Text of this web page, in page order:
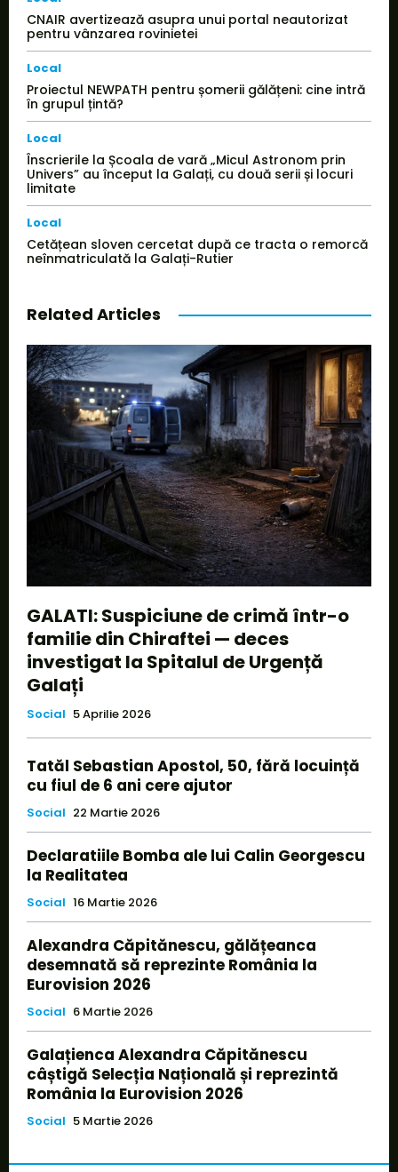
CNAIR avertizează asupra unui portal neautorizat
pentru vânzarea rovinietei
Local
Proiectul NEWPATH pentru șomerii gălățeni: cine intră
în grupul țintă?
Local
Înscrierile la Școala de vară „Micul Astronom prin
Univers” au început la Galați, cu două serii și locuri
limitate
Local
Cetățean sloven cercetat după ce tracta o remorcă
neînmatriculată la Galați-Rutier
Related Articles
GALATI: Suspiciune de crimă într-o
familie din Chiraftei — deces
investigat la Spitalul de Urgență
Galați
Social 5 Aprilie 2026
Tatăl Sebastian Apostol, 50, fără locuință
cu fiul de 6 ani cere ajutor
Social 22 Martie 2026
Declaratiile Bomba ale lui Calin Georgescu
la Realitatea
Social 16 Martie 2026
Alexandra Căpitănescu, gălățeanca
desemnată să reprezinte România la
Eurovision 2026
Social 6 Martie 2026
Galațienca Alexandra Căpitănescu
câștigă Selecția Națională și reprezintă
România la Eurovision 2026
Social 5 Martie 2026